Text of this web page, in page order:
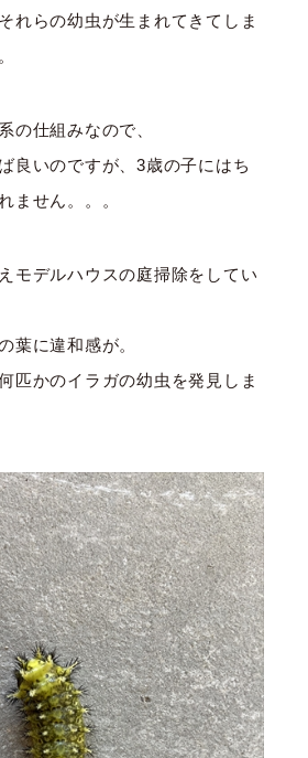
れらの幼虫が生まれてきてしま
の仕組みなので、
良いのですが、3歳の子にはち
ません。。。
モデルハウスの庭掃除をしてい
葉に違和感が。
匹かのイラガの幼虫を発見しま